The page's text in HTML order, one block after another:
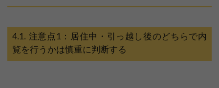
注意点1：居住中・引っ越し後のどちらで内
覧を行うかは慎重に判断する